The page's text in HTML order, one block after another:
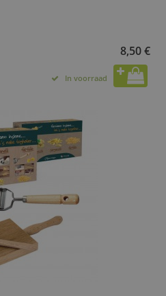
8,50 €
In voorraad